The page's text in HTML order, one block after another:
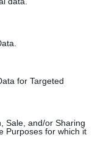
for Targeted
Sale, and/or Sharing
Purposes for which it
στέλεχος τα
κρουσμάτων.
έτους, η Africa
για το
μιλώντας